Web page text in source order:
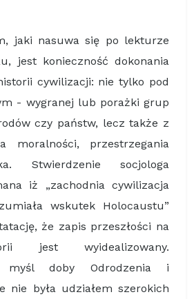
jaki nasuwa się po lekturze
jest konieczność dokonania
cywilizacji: nie tylko pod
- wygranej lub porażki grup
czy państw, lecz także z
moralności, przestrzegania
Stwierdzenie socjologa
iż „zachodnia cywilizacja
wskutek Holocaustu”
że zapis przeszłości na
jest wyidealizowany.
myśl doby Odrodzenia i
nie była udziałem szerokich